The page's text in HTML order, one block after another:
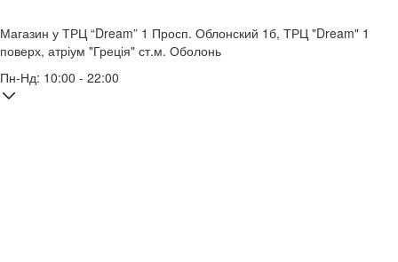
Магазин у ТРЦ “Dream” 1 Просп. Облонский 1б, ТРЦ "Dream" 1
поверх, атріум "Греція" ст.м. Оболонь
Пн-Нд: 10:00 - 22:00